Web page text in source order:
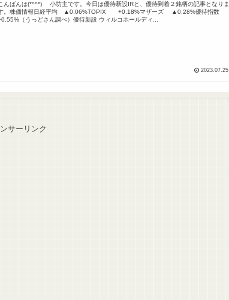
んばんは(*^^*) 小坊主です。今日は優待新設IRと、優待到着２銘柄の記事となりま
。株価情報日経平均 ▲0.06%TOPIX +0.18%マザーズ ▲0.28%優待指数
（うっどさん調べ）優待新設 ウィルコホールディ...
2023.07.25
サーリンク